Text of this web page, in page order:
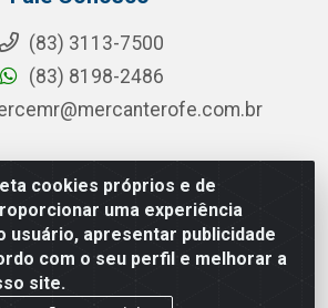
cookies próprios e de
uma experiência
usuário, apresentar publicidade
com o seu perfil e melhorar a
site.
(83) 3113-7500
(83) 8198-2486
- Rua Hortêncio Ribeiro de Luna, 3777 -
João Pessoa/PB - CEP 58081-400 -
35.428.312/0001-85